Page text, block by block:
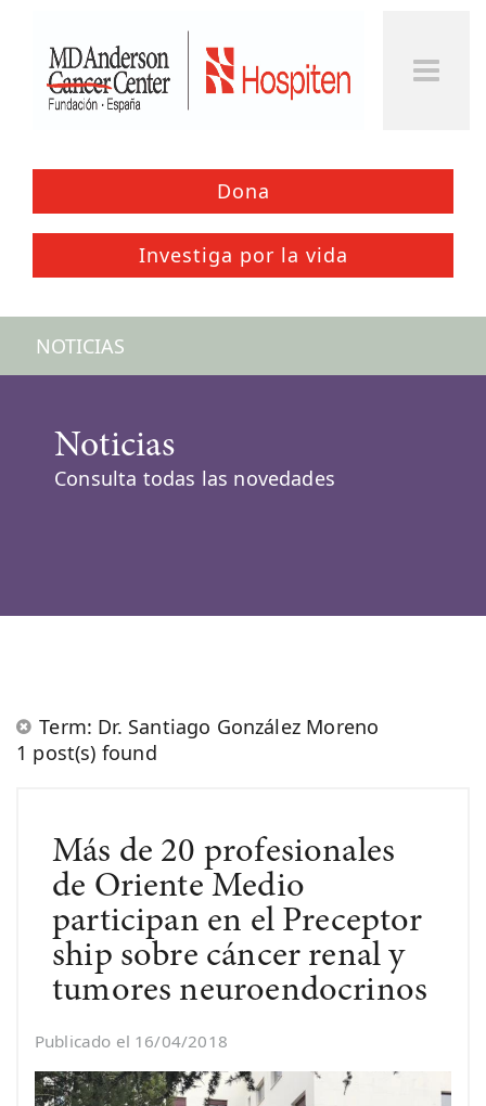
Dona
Investiga por la vida
NOTICIAS
Noticias
Consulta todas las novedades
Term: Dr. Santiago González Moreno
1 post(s) found
Más de 20 profesionales
de Oriente Medio
participan en el Preceptor
ship sobre cáncer renal y
tumores neuroendocrinos
Publicado el 16/04/2018